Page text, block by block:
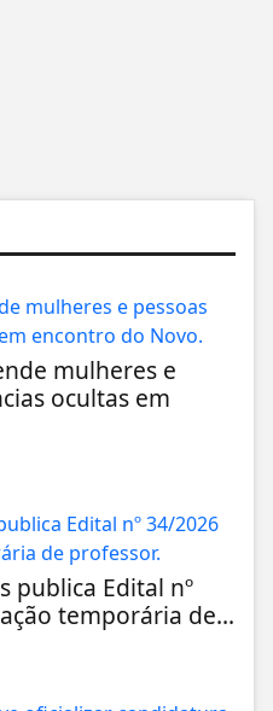
mulheres e
ocultas em
publica Edital nº
temporária de...